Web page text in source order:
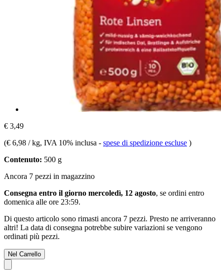
€ 3,49
(€ 6,98 / kg, IVA 10% inclusa - spese di spedizione escluse )
Contenuto: 500 g
Ancora 7 pezzi in magazzino
Consegna entro il giorno mercoledì, 12 agosto, se ordini entro
domenica alle ore 23:59.
Di questo articolo sono rimasti ancora 7 pezzi. Presto ne arriveranno
altri! La data di consegna potrebbe subire variazioni se vengono
ordinati più pezzi.
Nel Carrello